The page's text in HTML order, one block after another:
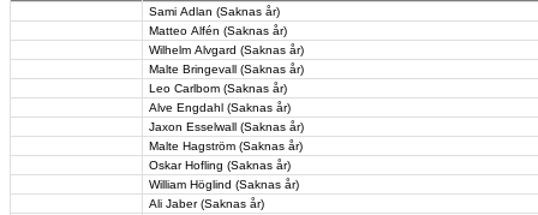
Sami Adlan (Saknas år)
Matteo Alfén (Saknas år)
Wilhelm Alvgard (Saknas år)
Malte Bringevall (Saknas år)
Leo Carlbom (Saknas år)
Alve Engdahl (Saknas år)
Jaxon Esselwall (Saknas år)
Malte Hagström (Saknas år)
Oskar Hofling (Saknas år)
William Höglind (Saknas år)
Ali Jaber (Saknas år)